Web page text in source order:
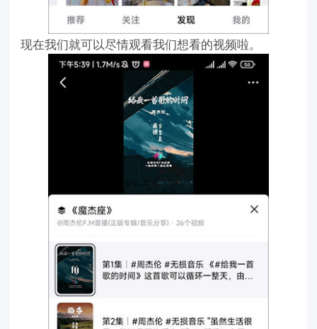
现在我们就可以尽情观看我们想看的视频啦。